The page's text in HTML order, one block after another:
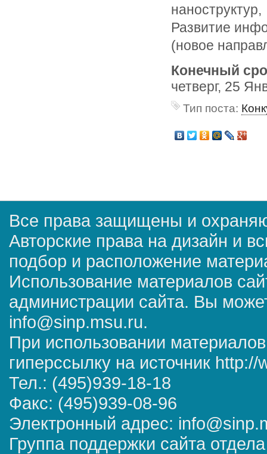
наноструктур,
Развитие
(новое
Конечный
четверг, 25
Тип поста:
Все права защищены и
Авторские права на дизайн и
подбор и расположение
Использование материалов
администрации сайта. Вы
info@sinp.msu.ru.
При использовании
гиперссылку на источник
Тел.: (495)939-18-18
Факс: (495)939-08-96
Электронный адрес:
Группа поддержки сайта